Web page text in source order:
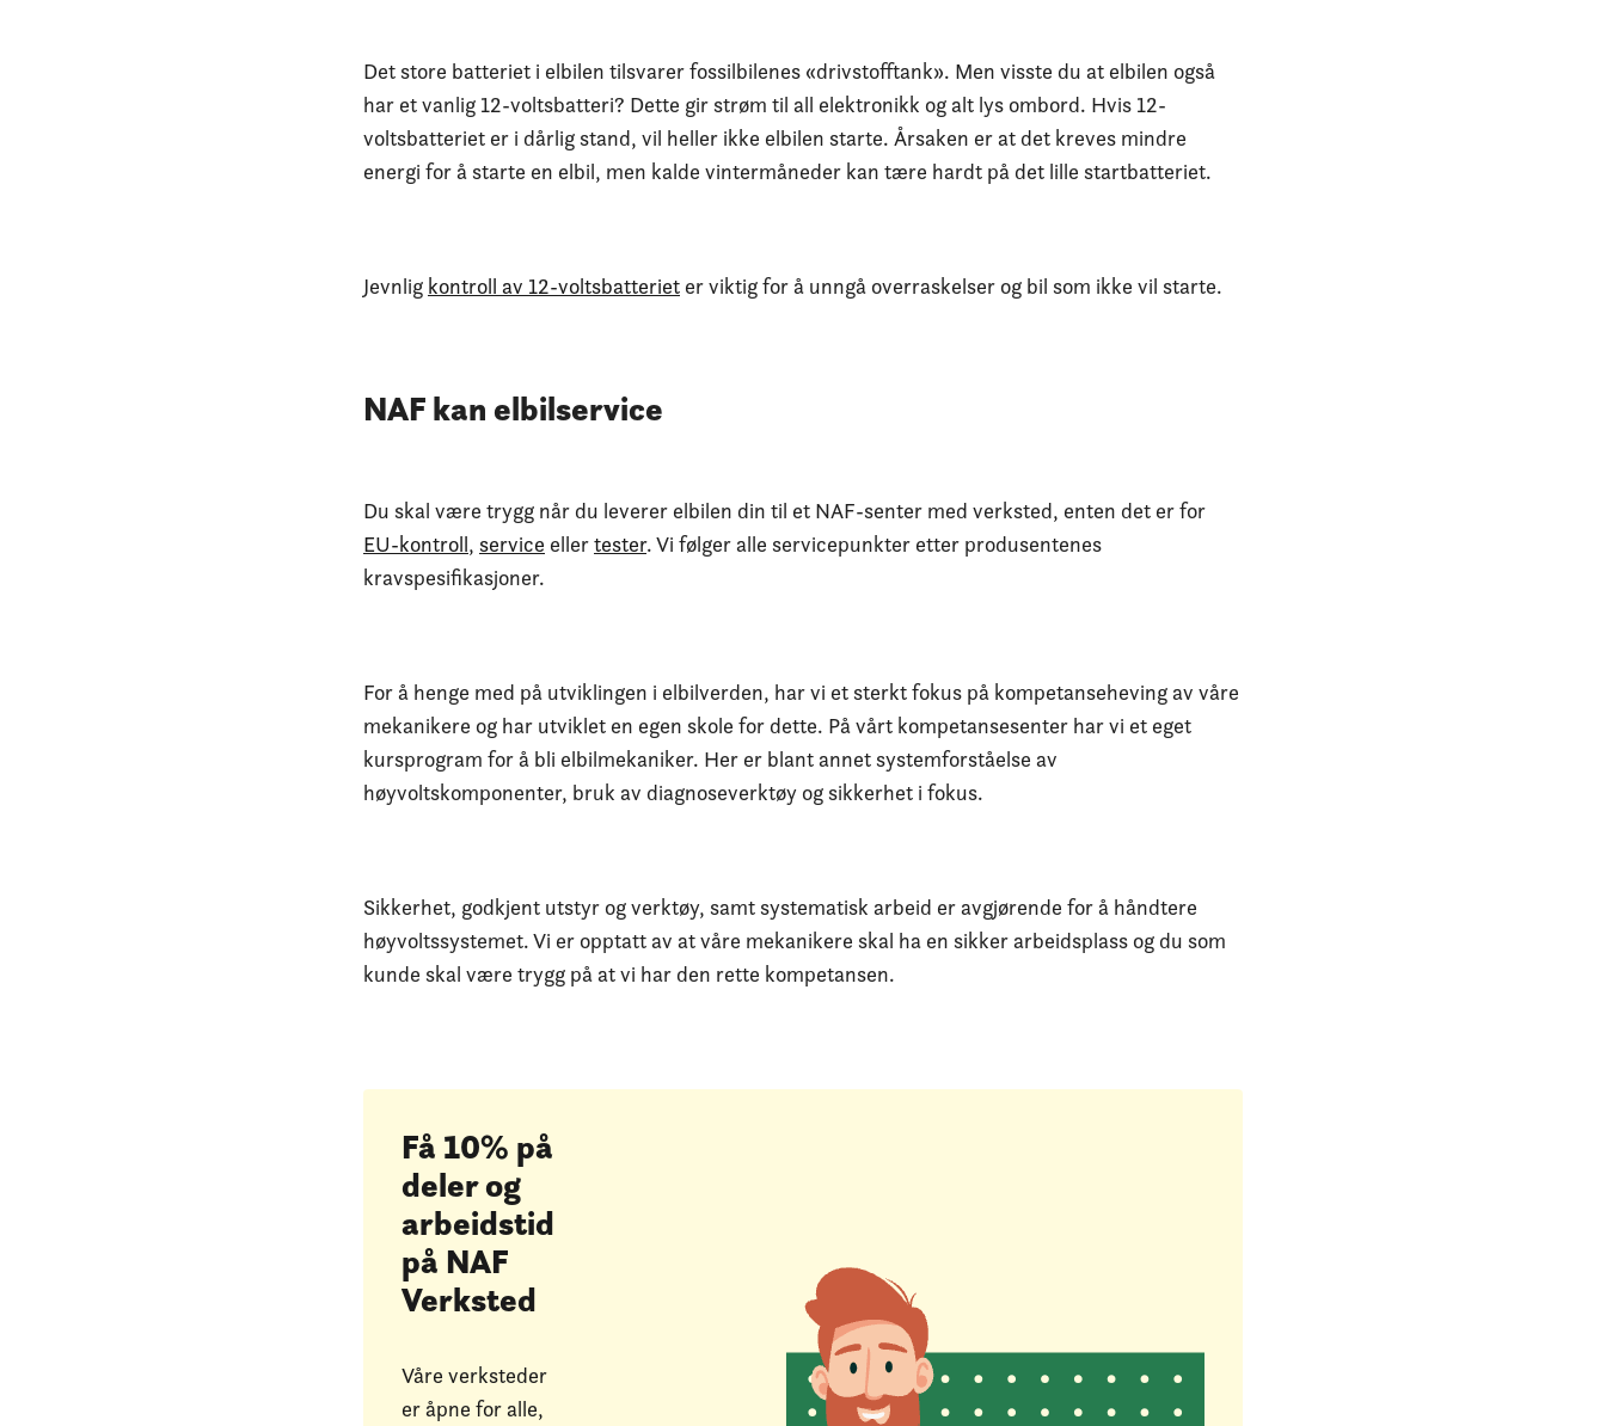
Det store batteriet i elbilen tilsvarer fossilbilenes «drivstofftank». Men visste du at elbilen også
har et vanlig 12-voltsbatteri? Dette gir strøm til all elektronikk og alt lys ombord. Hvis 12-
voltsbatteriet er i dårlig stand, vil heller ikke elbilen starte. Årsaken er at det kreves mindre
energi for å starte en elbil, men kalde vintermåneder kan tære hardt på det lille startbatteriet.
Jevnlig kontroll av 12-voltsbatteriet er viktig for å unngå overraskelser og bil som ikke vil starte.
NAF kan elbilservice
Du skal være trygg når du leverer elbilen din til et NAF-senter med verksted, enten det er for
EU-kontroll, service ellertester. Vi følger alle servicepunkter etter produsentenes
kravspesifikasjoner.
For å henge med på utviklingen i elbilverden, har vi et sterkt fokus på kompetanseheving av våre
mekanikere og har utviklet en egen skole for dette. På vårt kompetansesenter har vi et eget
kursprogram for å bli elbilmekaniker. Her er blant annet systemforståelse av
høyvoltskomponenter, bruk av diagnoseverktøy og sikkerhet i fokus.
Sikkerhet, godkjent utstyr og verktøy, samt systematisk arbeid er avgjørende for å håndtere
høyvoltssystemet. Vi er opptatt av at våre mekanikere skal ha en sikker arbeidsplass og du som
kunde skal være trygg på at vi har den rette kompetansen.
Få 10% på
deler og
arbeidstid
på NAF
Verksted
Våre verksteder
er åpne for alle,